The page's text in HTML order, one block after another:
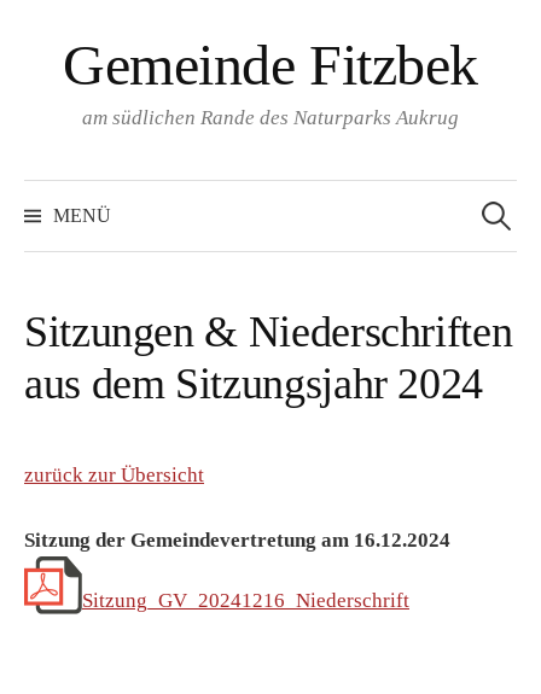
InhaltGemeinde Fitzbek
am südlichen Rande des Naturparks Aukrug
MENÜ
nach:
Sitzungen & Niederschriften
aus dem Sitzungsjahr 2024
zurück zur Übersicht
Sitzung der Gemeindevertretung am 16.12.2024
Sitzung_GV_20241216_Niederschrift